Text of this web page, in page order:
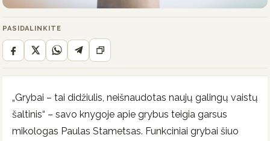
PASIDALINKITE
„Grybai – tai didžiulis, neišnaudotas naujų galingų vaistų
šaltinis“ – savo knygoje apie grybus teigia garsus
mikologas Paulas Stametsas. Funkciniai grybai šiuo